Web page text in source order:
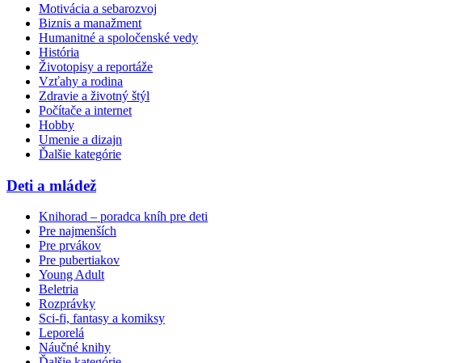
Motivácia a sebarozvoj
Biznis a manažment
Humanitné a spoločenské vedy
História
Životopisy a reportáže
Vzťahy a rodina
Zdravie a životný štýl
Počítače a internet
Hobby
Umenie a dizajn
Ďalšie kategórie
Deti a mládež
Knihorad – poradca kníh pre deti
Pre najmenších
Pre prvákov
Pre pubertiakov
Young Adult
Beletria
Rozprávky
Sci-fi, fantasy a komiksy
Leporelá
Náučné knihy